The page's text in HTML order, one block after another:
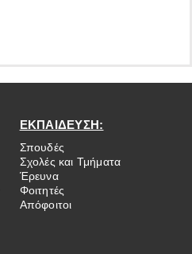
ΕΚΠΑΙΔΕΥΣΗ:
Σπουδές
Σχολές και Τμήματα
Έρευνα
Φοιτητές
Απόφοιτοι